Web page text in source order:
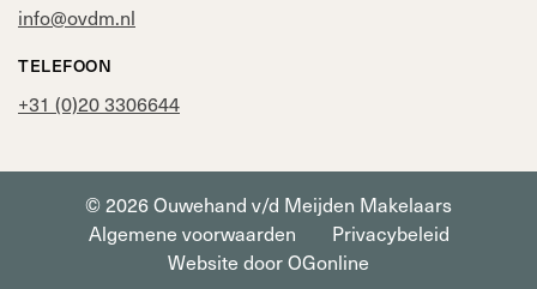
info@ovdm.nl
TELEFOON
+31 (0)20 3306644
© 2026 Ouwehand v/d Meijden Makelaars
Algemene voorwaarden
Privacybeleid
Website door OGonline